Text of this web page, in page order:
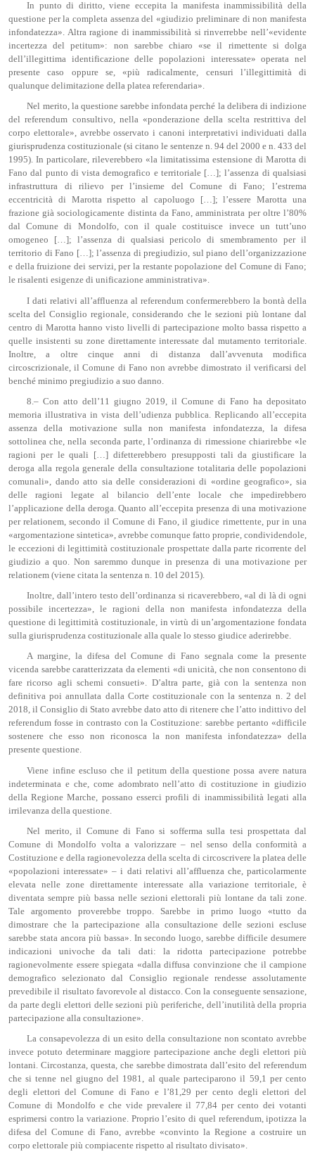
In punto di diritto, viene eccepita la manifesta inammissibilità della
questione per la completa assenza del «giudizio preliminare di non manifesta
infondatezza». Altra ragione di inammissibilità si rinverrebbe nell’«evidente
incertezza del petitum»: non sarebbe chiaro «se il rimettente si dolga
dell’illegittima identificazione delle popolazioni interessate» operata nel
presente caso oppure se, «più radicalmente, censuri l’illegittimità di
qualunque delimitazione della platea referendaria».
Nel merito, la questione sarebbe infondata perché la delibera di indizione
del referendum consultivo, nella «ponderazione della scelta restrittiva del
corpo elettorale», avrebbe osservato i canoni interpretativi individuati dalla
giurisprudenza costituzionale (si citano le sentenze n. 94 del 2000 e n. 433 del
1995). In particolare, rileverebbero «la limitatissima estensione di Marotta di
Fano dal punto di vista demografico e territoriale […]; l’assenza di qualsiasi
infrastruttura di rilievo per l’insieme del Comune di Fano; l’estrema
eccentricità di Marotta rispetto al capoluogo […]; l’essere Marotta una
frazione già sociologicamente distinta da Fano, amministrata per oltre l’80%
dal Comune di Mondolfo, con il quale costituisce invece un tutt’uno
omogeneo […]; l’assenza di qualsiasi pericolo di smembramento per il
territorio di Fano […]; l’assenza di pregiudizio, sul piano dell’organizzazione
e della fruizione dei servizi, per la restante popolazione del Comune di Fano;
le risalenti esigenze di unificazione amministrativa».
I dati relativi all’affluenza al referendum confermerebbero la bontà della
scelta del Consiglio regionale, considerando che le sezioni più lontane dal
centro di Marotta hanno visto livelli di partecipazione molto bassa rispetto a
quelle insistenti su zone direttamente interessate dal mutamento territoriale.
Inoltre, a oltre cinque anni di distanza dall’avvenuta modifica
circoscrizionale, il Comune di Fano non avrebbe dimostrato il verificarsi del
benché minimo pregiudizio a suo danno.
8.– Con atto dell’11 giugno 2019, il Comune di Fano ha depositato
memoria illustrativa in vista dell’udienza pubblica. Replicando all’eccepita
assenza della motivazione sulla non manifesta infondatezza, la difesa
sottolinea che, nella seconda parte, l’ordinanza di rimessione chiarirebbe «le
ragioni per le quali […] difetterebbero presupposti tali da giustificare la
deroga alla regola generale della consultazione totalitaria delle popolazioni
comunali», dando atto sia delle considerazioni di «ordine geografico», sia
delle ragioni legate al bilancio dell’ente locale che impedirebbero
l’applicazione della deroga. Quanto all’eccepita presenza di una motivazione
per relationem, secondo il Comune di Fano, il giudice rimettente, pur in una
«argomentazione sintetica», avrebbe comunque fatto proprie, condividendole,
le eccezioni di legittimità costituzionale prospettate dalla parte ricorrente del
giudizio a quo. Non saremmo dunque in presenza di una motivazione per
relationem (viene citata la sentenza n. 10 del 2015).
Inoltre, dall’intero testo dell’ordinanza si ricaverebbero, «al di là di ogni
possibile incertezza», le ragioni della non manifesta infondatezza della
questione di legittimità costituzionale, in virtù di un’argomentazione fondata
sulla giurisprudenza costituzionale alla quale lo stesso giudice aderirebbe.
A margine, la difesa del Comune di Fano segnala come la presente
vicenda sarebbe caratterizzata da elementi «di unicità, che non consentono di
fare ricorso agli schemi consueti». D’altra parte, già con la sentenza non
definitiva poi annullata dalla Corte costituzionale con la sentenza n. 2 del
2018, il Consiglio di Stato avrebbe dato atto di ritenere che l’atto indittivo del
referendum fosse in contrasto con la Costituzione: sarebbe pertanto «difficile
sostenere che esso non riconosca la non manifesta infondatezza» della
presente questione.
Viene infine escluso che il petitum della questione possa avere natura
indeterminata e che, come adombrato nell’atto di costituzione in giudizio
della Regione Marche, possano esserci profili di inammissibilità legati alla
irrilevanza della questione.
Nel merito, il Comune di Fano si sofferma sulla tesi prospettata dal
Comune di Mondolfo volta a valorizzare – nel senso della conformità a
Costituzione e della ragionevolezza della scelta di circoscrivere la platea delle
«popolazioni interessate» – i dati relativi all’affluenza che, particolarmente
elevata nelle zone direttamente interessate alla variazione territoriale, è
diventata sempre più bassa nelle sezioni elettorali più lontane da tali zone.
Tale argomento proverebbe troppo. Sarebbe in primo luogo «tutto da
dimostrare che la partecipazione alla consultazione delle sezioni escluse
sarebbe stata ancora più bassa». In secondo luogo, sarebbe difficile desumere
indicazioni univoche da tali dati: la ridotta partecipazione potrebbe
ragionevolmente essere spiegata «dalla diffusa convinzione che il campione
demografico selezionato dal Consiglio regionale rendesse assolutamente
prevedibile il risultato favorevole al distacco. Con la conseguente sensazione,
da parte degli elettori delle sezioni più periferiche, dell’inutilità della propria
partecipazione alla consultazione».
La consapevolezza di un esito della consultazione non scontato avrebbe
invece potuto determinare maggiore partecipazione anche degli elettori più
lontani. Circostanza, questa, che sarebbe dimostrata dall’esito del referendum
che si tenne nel giugno del 1981, al quale parteciparono il 59,1 per cento
degli elettori del Comune di Fano e l’81,29 per cento degli elettori del
Comune di Mondolfo e che vide prevalere il 77,84 per cento dei votanti
esprimersi contro la variazione. Proprio l’esito di quel referendum, ipotizza la
difesa del Comune di Fano, avrebbe «convinto la Regione a costruire un
corpo elettorale più compiacente rispetto al risultato divisato».